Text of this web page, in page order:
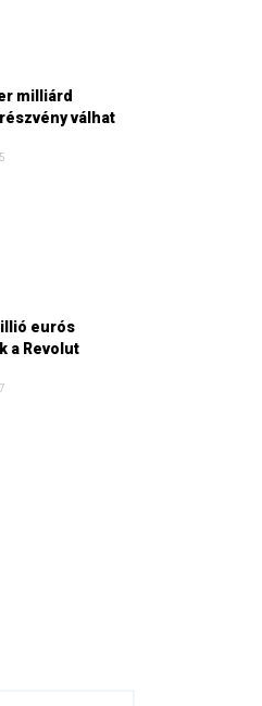
milliárd
válhat
eurós
a Revolut